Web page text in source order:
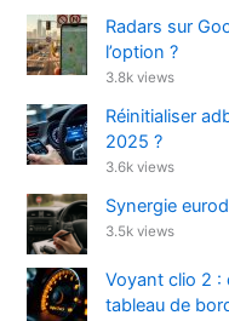
Radars sur
l’option ?
3.8k views
Réinitialiser
2025 ?
3.6k views
Synergie
3.5k views
Voyant clio 2 :
tableau de